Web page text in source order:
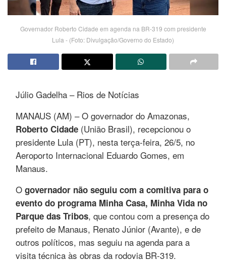
Governador Roberto Cidade em agenda na BR-319 com presidente
Lula - (Foto: Divulgação/Governo do Estado)
Júlio Gadelha – Rios de Notícias
MANAUS (AM) – O governador do Amazonas,
Roberto Cidade (União Brasil), recepcionou o
presidente Lula (PT), nesta terça-feira, 26/5, no
Aeroporto Internacional Eduardo Gomes, em
Manaus.
O governador não seguiu com a comitiva para o
evento do programa Minha Casa, Minha Vida no
Parque das Tribos, que contou com a presença do
prefeito de Manaus, Renato Júnior (Avante), e de
outros políticos, mas seguiu na agenda para a
visita técnica às obras da rodovia BR-319.